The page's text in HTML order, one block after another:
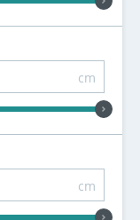
cm
cm